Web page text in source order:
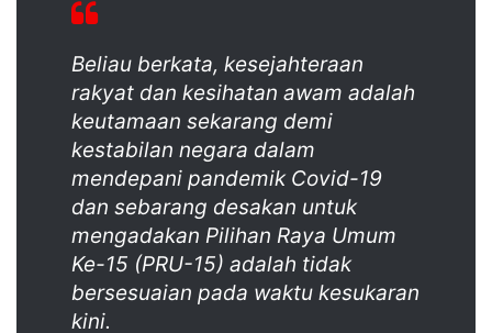
Beliau berkata, kesejahteraan
rakyat dan kesihatan awam adalah
keutamaan sekarang demi
kestabilan negara dalam
mendepani pandemik Covid-19
dan sebarang desakan untuk
mengadakan Pilihan Raya Umum
Ke-15 (PRU-15) adalah tidak
bersesuaian pada waktu kesukaran
kini.